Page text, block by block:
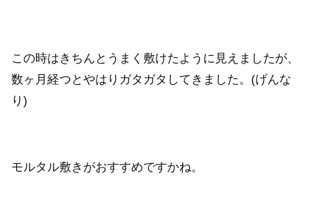
この時はきちんとうまく敷けたように見えましたが、
数ヶ月経つとやはりガタガタしてきました。(げんな
り)
モルタル敷きがおすすめですかね。